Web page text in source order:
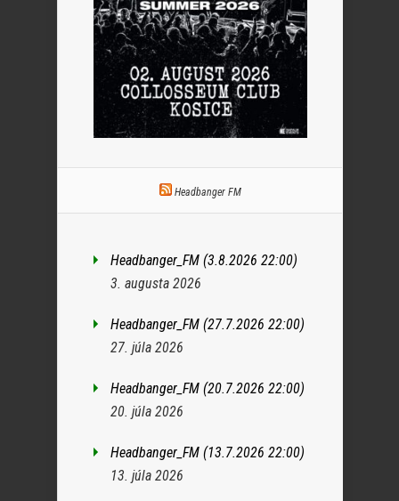
Headbanger FM
Headbanger_FM (3.8.2026 22:00)
3. augusta 2026
Headbanger_FM (27.7.2026 22:00)
27. júla 2026
Headbanger_FM (20.7.2026 22:00)
20. júla 2026
Headbanger_FM (13.7.2026 22:00)
13. júla 2026